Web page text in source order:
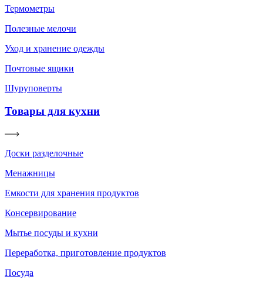
Термометры
Полезные мелочи
Уход и хранение одежды
Почтовые ящики
Шуруповерты
Товары для кухни
Доски разделочные
Менажницы
Емкости для хранения продуктов
Консервирование
Мытье посуды и кухни
Переработка, приготовление продуктов
Посуда